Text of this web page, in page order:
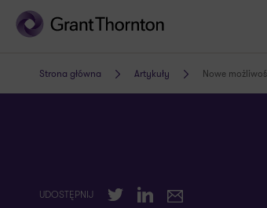
Strona główna Artykuły Nowe
UDOSTĘPNIJ TwitterLinkedIn
E-mail